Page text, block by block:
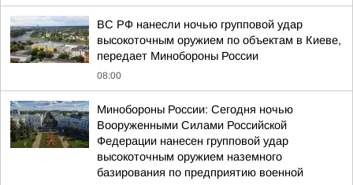
ВС РФ нанесли ночью групповой удар
высокоточным оружием по объектам в Киеве,
передает Минобороны России
08:00
Минобороны России: Сегодня ночью
Вооруженными Силами Российской
Федерации нанесен групповой удар
высокоточным оружием наземного
базирования по предприятию военной